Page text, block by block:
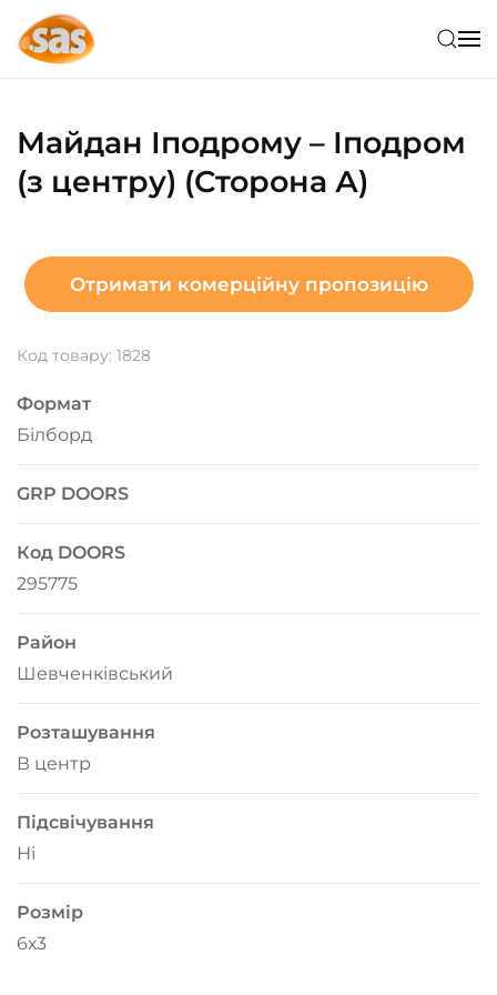
Skip to main content
Майдан Іподрому – Іподром
(з центру) (Сторона А)
Отримати комерційну пропозицію
Код товару: 1828
Формат
Білборд
GRP DOORS
Код DOORS
295775
Район
Шевченківський
Розташування
В центр
Підсвічування
Ні
Розмір
6х3